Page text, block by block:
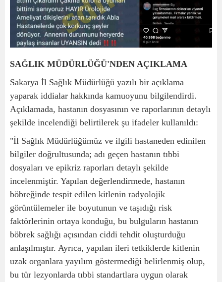
SAĞLIK MÜDÜRLÜĞÜ'NDEN AÇIKLAMA
Sakarya İl Sağlık Müdürlüğü yazılı bir açıklama
yaparak iddialar hakkında kamuoyunu bilgilendirdi.
Açıklamada, hastanın dosyasının ve raporlarının detaylı
şekilde incelendiği belirtilerek şu ifadeler kullanıldı:
"İl Sağlık Müdürlüğümüz ve ilgili hastaneden edinilen
bilgiler doğrultusunda; adı geçen hastanın tıbbi
dosyaları ve epikriz raporları detaylı şekilde
incelenmiştir. Yapılan değerlendirmede, hastanın
böbreğinde tespit edilen kitlenin radyolojik
görüntülemeler ile boyutunun ve taşıdığı risk
faktörlerinin ortaya konduğu, bu bulguların hastanın
böbrek sağlığı açısından ciddi tehdit oluşturduğu
anlaşılmıştır. Ayrıca, yapılan ileri tetkiklerde kitlenin
uzak organlara yayılım göstermediği belirlenmiş olup,
bu tür lezyonlarda tıbbi standartlara uygun olarak